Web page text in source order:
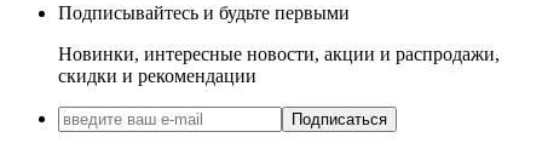
Подписывайтесь и будьте первыми
Новинки, интересные новости, акции и распродажи,
скидки и рекомендации
Подписаться